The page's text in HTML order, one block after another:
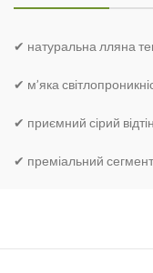
✔ натуральна лляна
✔ м’яка
✔ приємний сірий
✔ преміальний сегмент